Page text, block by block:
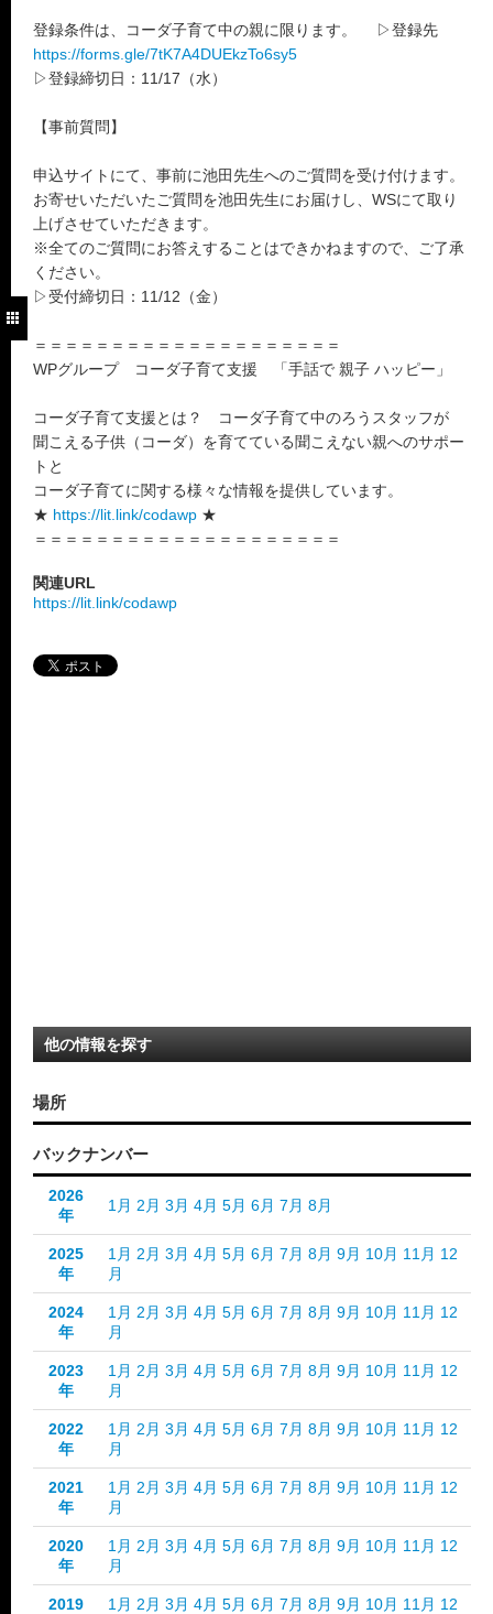
登録条件は、コーダ子育て中の親に限ります。 ▷登録先
https://forms.gle/7tK7A4DUEkzTo6sy5
▷登録締切日：11/17（水）
【事前質問】
申込サイトにて、事前に池田先生へのご質問を受け付けます。
お寄せいただいたご質問を池田先生にお届けし、WSにて取り
上げさせていただきます。
※全てのご質問にお答えすることはできかねますので、ご了承
ください。
▷受付締切日：11/12（金）
＝＝＝＝＝＝＝＝＝＝＝＝＝＝＝＝＝＝＝＝
WPグループ コーダ子育て支援 「手話で 親子 ハッピー」
コーダ子育て支援とは？ コーダ子育て中のろうスタッフが
聞こえる子供（コーダ）を育てている聞こえない親へのサポー
トと
コーダ子育てに関する様々な情報を提供しています。
★ https://lit.link/codawp ★
＝＝＝＝＝＝＝＝＝＝＝＝＝＝＝＝＝＝＝＝
関連URL
https://lit.link/codawp
他の情報を探す
場所
バックナンバー
2026
年
1月 2月 3月 4月 5月 6月 7月 8月
2025
年
1月 2月 3月 4月 5月 6月 7月 8月 9月 10月 11月 12
月
2024
年
1月 2月 3月 4月 5月 6月 7月 8月 9月 10月 11月 12
月
2023
年
1月 2月 3月 4月 5月 6月 7月 8月 9月 10月 11月 12
月
2022
年
1月 2月 3月 4月 5月 6月 7月 8月 9月 10月 11月 12
月
2021
年
1月 2月 3月 4月 5月 6月 7月 8月 9月 10月 11月 12
月
2020
年
1月 2月 3月 4月 5月 6月 7月 8月 9月 10月 11月 12
月
2019
1月 2月 3月 4月 5月 6月 7月 8月 9月 10月 11月 12